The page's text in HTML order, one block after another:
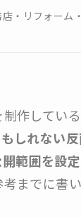
・リフォーム
作している
しれない
範囲を設
までに書い